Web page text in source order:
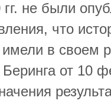
не были
что
имели в своем
Беринга от 10